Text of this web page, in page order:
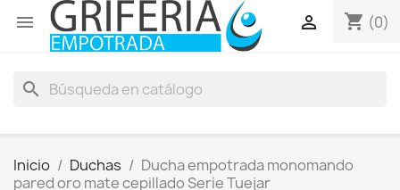
 shopping_cart (0)

search
Inicio Duchas
Ducha empotrada monomando
pared oro mate cepillado Serie Tuejar